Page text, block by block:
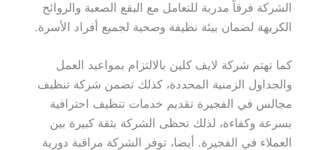
الشركة فرقاً مدربة للتعامل مع البقع الصعبة والروائح
الكريهة لضمان بيئة نظيفة وصحية لجميع أفراد الأسرة.
كما تهتم شركة لايف كلين بالالتزام بمواعيد العمل
والجداول الزمنية المحددة، كذلك تضمن شركة تنظيف
مجالس في الفجيرة تقديم خدمات تنظيف احترافية
بسرعة وكفاءة، لذلك تحظى الشركة بثقة كبيرة بين
العملاء في الفجيرة. أيضا، توفر الشركة مراقبة دورية